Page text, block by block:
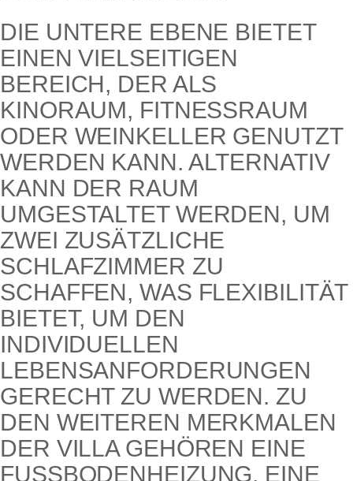
DIE UNTERE EBENE BIETET
EINEN VIELSEITIGEN
BEREICH, DER ALS
KINORAUM, FITNESSRAUM
ODER WEINKELLER GENUTZT
WERDEN KANN. ALTERNATIV
KANN DER RAUM
UMGESTALTET WERDEN, UM
ZWEI ZUSÄTZLICHE
SCHLAFZIMMER ZU
SCHAFFEN, WAS FLEXIBILITÄT
BIETET, UM DEN
INDIVIDUELLEN
LEBENSANFORDERUNGEN
GERECHT ZU WERDEN. ZU
DEN WEITEREN MERKMALEN
DER VILLA GEHÖREN EINE
FUSSBODENHEIZUNG, EINE K